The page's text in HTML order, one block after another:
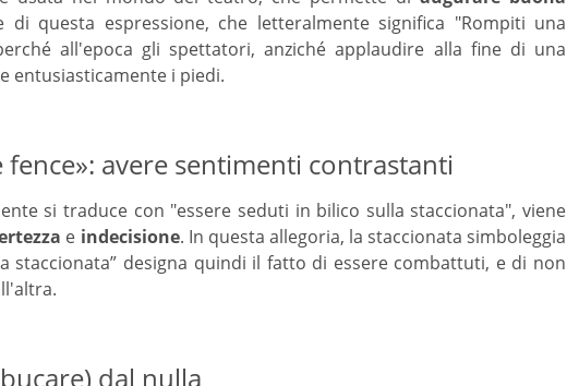
di questa espressione, che letteralmente significa "Rompiti una
all'epoca gli spettatori, anziché applaudire alla fine di una
entusiasticamente i piedi.
avere sentimenti contrastanti
si traduce con "essere seduti in bilico sulla staccionata", viene
e indecisione. In questa allegoria, la staccionata simboleggia
staccionata” designa quindi il fatto di essere combattuti, e di non
dal nulla